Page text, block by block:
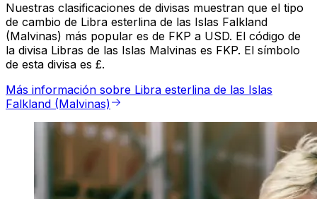
Nuestras clasificaciones de divisas muestran que el tipo
de cambio de Libra esterlina de las Islas Falkland
(Malvinas) más popular es de FKP a USD. El código de
la divisa Libras de las Islas Malvinas es FKP. El símbolo
de esta divisa es £.
Más información sobre Libra esterlina de las Islas
Falkland (Malvinas)